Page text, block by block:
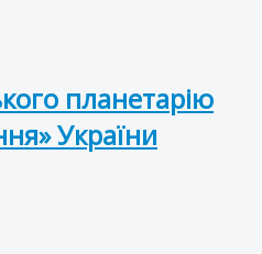
планетарію
України